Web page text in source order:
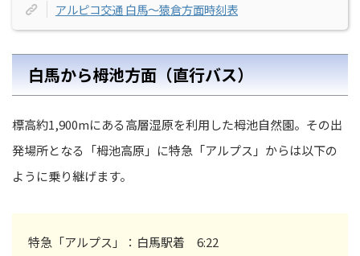
アルピコ交通 白馬〜猿倉方面時刻表
白馬から栂池方面（直行バス）
標高約1,900mにある高層湿原を利用した栂池自然園。その出
発場所となる「栂池高原」に特急「アルプス」からは以下の
ように乗り継げます。
特急「アルプス」：白馬駅着 6:22